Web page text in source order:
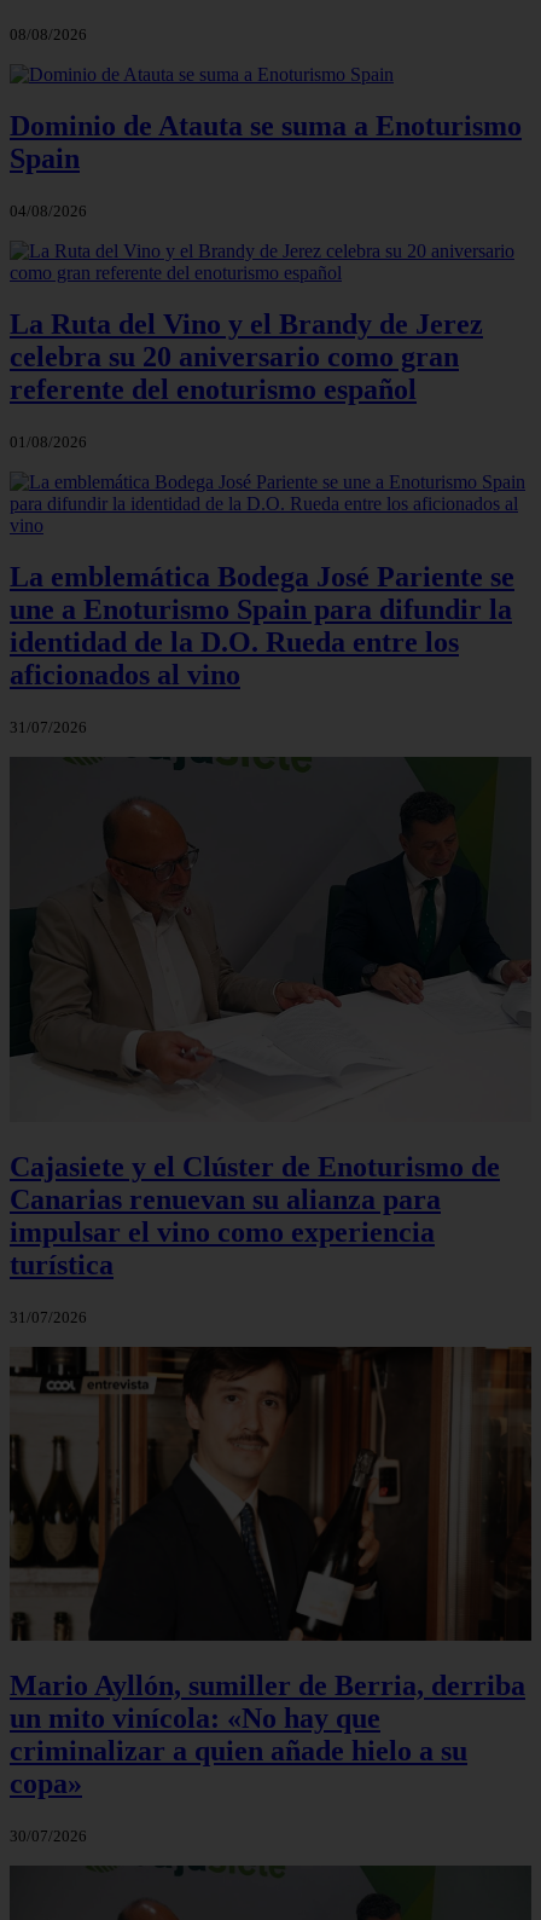
08/08/2026
Dominio de Atauta se suma a Enoturismo
Spain
04/08/2026
La Ruta del Vino y el Brandy de Jerez
celebra su 20 aniversario como gran
referente del enoturismo español
01/08/2026
La emblemática Bodega José Pariente se
une a Enoturismo Spain para difundir la
identidad de la D.O. Rueda entre los
aficionados al vino
31/07/2026
Cajasiete y el Clúster de Enoturismo de
Canarias renuevan su alianza para
impulsar el vino como experiencia
turística
31/07/2026
Mario Ayllón, sumiller de Berria, derriba
un mito vinícola: «No hay que
criminalizar a quien añade hielo a su
copa»
30/07/2026